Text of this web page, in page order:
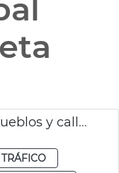
JGL aprueba pavimento pueblos y calles València
TRÁFICO